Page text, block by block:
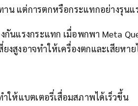
น แต่การตกหรือกระแทกอย่างรุนแ
นแรงกระแทก เมื่อพกพา Meta
งสูงอาจทำให้เครื่องตกและเสียหาย
ให้แบตเตอรี่เสื่อมสภาพได้เร็วขึ้น